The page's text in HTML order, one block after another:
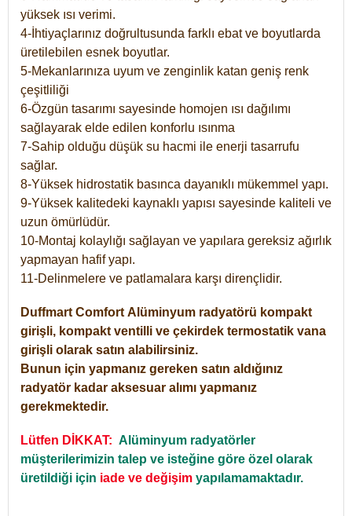
yüksek ısı verimi.
4-İhtiyaçlarınız doğrultusunda farklı ebat ve boyutlarda
üretilebilen esnek boyutlar.
5-Mekanlarınıza uyum ve zenginlik katan geniş renk
çeşitliliği
6-Özgün tasarımı sayesinde homojen ısı dağılımı
sağlayarak elde edilen konforlu ısınma
7-Sahip olduğu düşük su hacmi ile enerji tasarrufu
sağlar.
8-Yüksek hidrostatik basınca dayanıklı mükemmel yapı.
9-Yüksek kalitedeki kaynaklı yapısı sayesinde kaliteli ve
uzun ömürlüdür.
10-Montaj kolaylığı sağlayan ve yapılara gereksiz ağırlık
yapmayan hafif yapı.
11-Delinmelere ve patlamalara karşı dirençlidir.
Duffmart Comfort Alüminyum radyatörü kompakt
girişli, kompakt ventilli ve çekirdek termostatik vana
girişli olarak satın alabilirsiniz.
Bunun için yapmanız gereken satın aldığınız
radyatör kadar aksesuar alımı yapmanız
gerekmektedir.
Lütfen DİKKAT: Alüminyum radyatörler
müşterilerimizin talep ve isteğine göre özel olarak
üretildiği için iade ve değişim yapılamamaktadır.